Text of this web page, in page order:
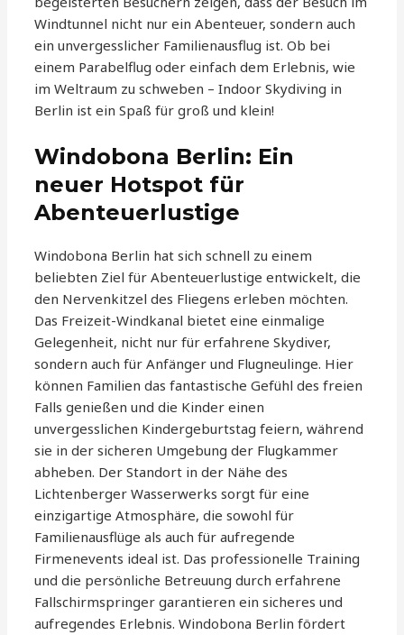
Windtunnel nicht nur ein Abenteuer, sondern auch
ein unvergesslicher Familienausflug ist. Ob bei
einem Parabelflug oder einfach dem Erlebnis, wie
im Weltraum zu schweben – Indoor Skydiving in
Berlin ist ein Spaß für groß und klein!
Windobona Berlin: Ein
neuer Hotspot für
Abenteuerlustige
Windobona Berlin hat sich schnell zu einem
beliebten Ziel für Abenteuerlustige entwickelt, die
den Nervenkitzel des Fliegens erleben möchten.
Das Freizeit-Windkanal bietet eine einmalige
Gelegenheit, nicht nur für erfahrene Skydiver,
sondern auch für Anfänger und Flugneulinge. Hier
können Familien das fantastische Gefühl des freien
Falls genießen und die Kinder einen
unvergesslichen Kindergeburtstag feiern, während
sie in der sicheren Umgebung der Flugkammer
abheben. Der Standort in der Nähe des
Lichtenberger Wasserwerks sorgt für eine
einzigartige Atmosphäre, die sowohl für
Familienausflüge als auch für aufregende
Firmenevents ideal ist. Das professionelle Training
und die persönliche Betreuung durch erfahrene
Fallschirmspringer garantieren ein sicheres und
aufregendes Erlebnis. Windobona Berlin fördert